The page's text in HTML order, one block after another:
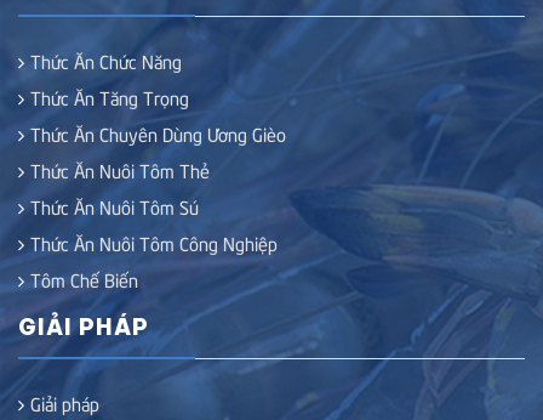
Thức Ăn Chức Năng
Thức Ăn Tăng Trọng
Thức Ăn Chuyên Dùng Ương Gièo
Thức Ăn Nuôi Tôm Thẻ
Thức Ăn Nuôi Tôm Sú
Thức Ăn Nuôi Tôm Công Nghiệp
Tôm Chế Biến
GIẢI PHÁP
Giải pháp